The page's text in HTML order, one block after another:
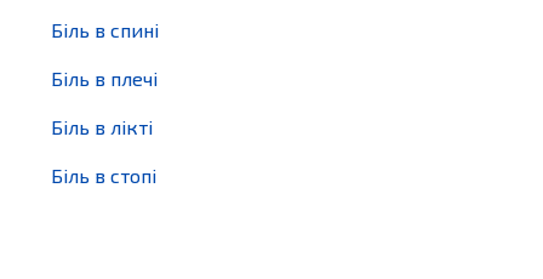
Біль в спині
Біль в плечі
Біль в лікті
Біль в стопі